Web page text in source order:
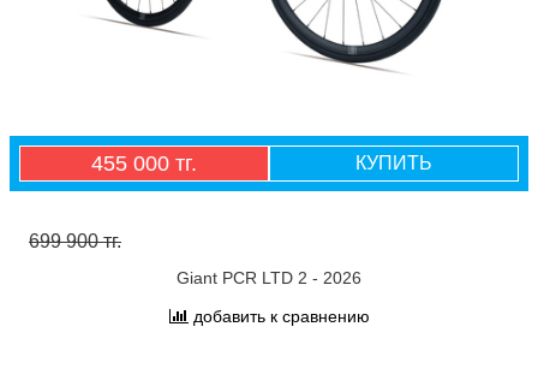
455 000 тг. КУПИТЬ
699 900 тг.
Giant PCR LTD 2 - 2026
добавить к сравнению